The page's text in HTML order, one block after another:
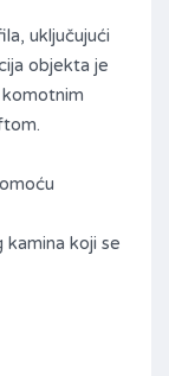
uključujući
objekta je
koji se